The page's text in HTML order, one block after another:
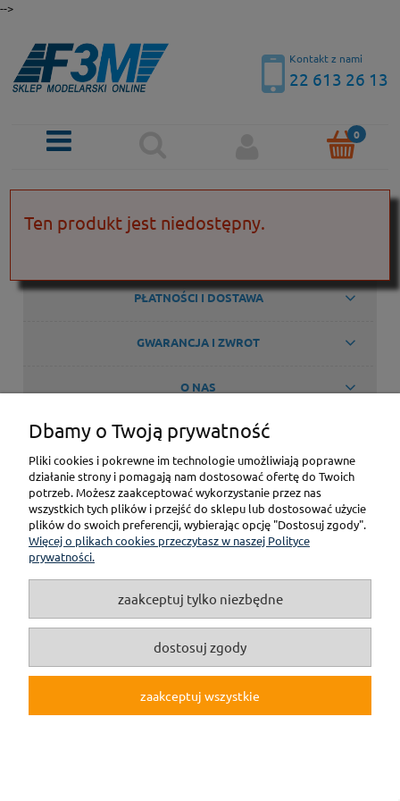
-->
Kontakt z nami
22 613 26 13
Ten produkt jest niedostępny.
PŁATNOŚCI I DOSTAWA
GWARANCJA I ZWROT
O NAS
pokaż pełną wersję strony
(c)2019 Internetowy Sklep Modelarski online F3M.pl
Sklep internetowy Shoper.pl
Dbamy o Twoją prywatność
Pliki cookies i pokrewne im technologie umożliwiają poprawne
działanie strony i pomagają nam dostosować ofertę do Twoich
potrzeb. Możesz zaakceptować wykorzystanie przez nas
wszystkich tych plików i przejść do sklepu lub dostosować użycie
plików do swoich preferencji, wybierając opcję "Dostosuj zgody".
Więcej o plikach cookies przeczytasz w naszej Polityce
prywatności.
zaakceptuj tylko niezbędne
dostosuj zgody
zaakceptuj wszystkie